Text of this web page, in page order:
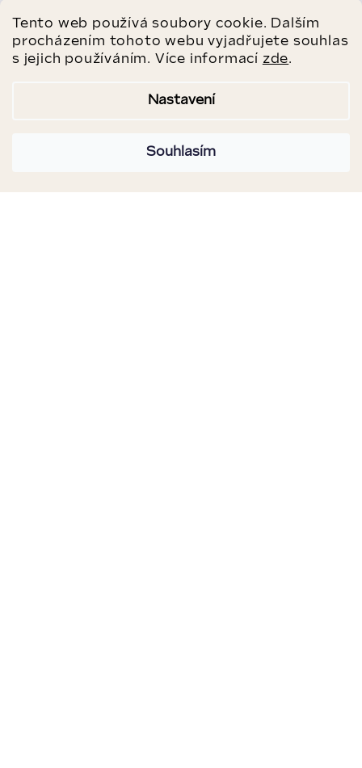
Tento web používá soubory cookie. Dalším
procházením tohoto webu vyjadřujete souhlas
s jejich používáním. Více informací zde.
Nastavení
Souhlasím